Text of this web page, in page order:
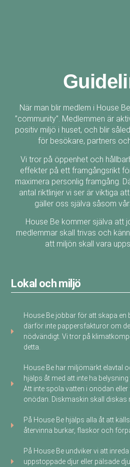
När man blir medlem i House
”community”. Medlemmen är
positiv miljö i huset, och blir
för besökare, partners
Vi tror på öppenhet och
effekter på ett framgångsrikt
maximera personlig framgång.
antal riktlinjer vi ser är viktiga
gäller oss själva såsom
House Be kommer själva att
medlemmar skall trivas och
att miljön skall vara
Lokal och miljö
House Be jobbar för att skapa
därför inte pappersfakturor om
nödvändigt. Vi tror på
detta.
House Be har miljömärkt elavtal
hjälps åt med att inte ha
Att inte spola vatten i onödan
onödan. Diskmaskin skall diskas
På House Be hjälps alla åt att
återvinna burkar, flaskor och
På House Be undviker vi att
uppstoppade djur eller pälsade